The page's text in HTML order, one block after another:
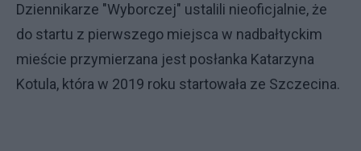
Dziennikarze "Wyborczej" ustalili nieoficjalnie, że
do startu z pierwszego miejsca w nadbałtyckim
mieście przymierzana jest posłanka Katarzyna
Kotula, która w 2019 roku startowała ze Szczecina.